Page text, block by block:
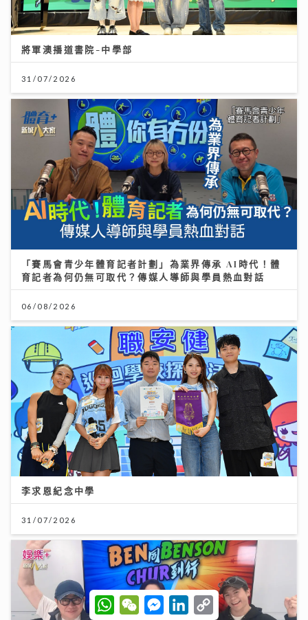
將軍澳播道書院-中學部
31/07/2026
「賽馬會青少年體育記者計劃」為業界傳承 AI時代！體
育記者為何仍無可取代？傳媒人導師與學員熱血對話
06/08/2026
李求恩紀念中學
31/07/2026
W
h
W
e
M
e
L
C
o